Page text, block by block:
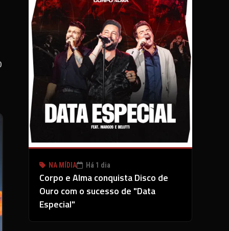
NA MÍDIA Há 1 dia
Corpo e Alma conquista Disco de
Ouro com o sucesso de "Data
Especial"